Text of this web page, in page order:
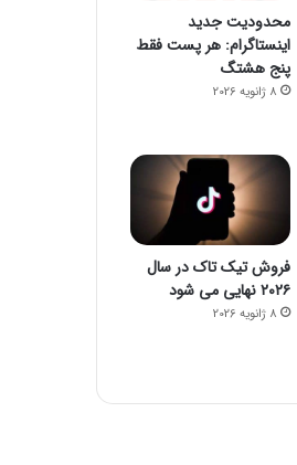
محدودیت جدید
اینستاگرام: هر پست فقط
پنج هشتگ
8 ژانویه 2026
فروش تیک تاک در سال
۲۰۲۶ نهایی می شود
8 ژانویه 2026